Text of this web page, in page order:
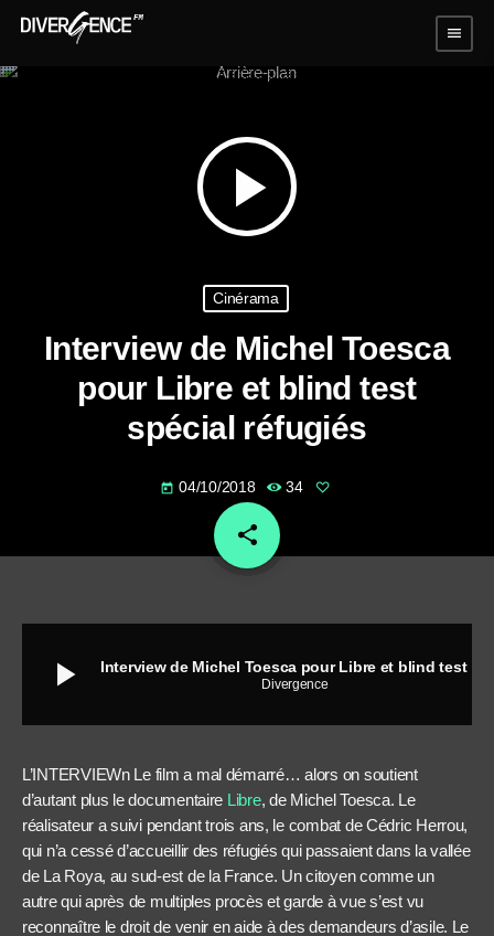
menu
play_arrow
Cinérama
Interview de Michel Toesca
pour Libre et blind test
spécial réfugiés
today 04/10/2018 34
share
email
play_arrow Divergence
L’INTERVIEWn Le film a mal démarré… alors on soutient
d’autant plus le documentaire Libre, de Michel Toesca. Le
réalisateur a suivi pendant trois ans, le combat de Cédric Herrou,
qui n’a cessé d’accueillir des réfugiés qui passaient dans la vallée
de La Roya, au sud-est de la France. Un citoyen comme un
autre qui après de multiples procès et garde à vue s’est vu
reconnaître le droit de venir en aide à des demandeurs d’asile. Le